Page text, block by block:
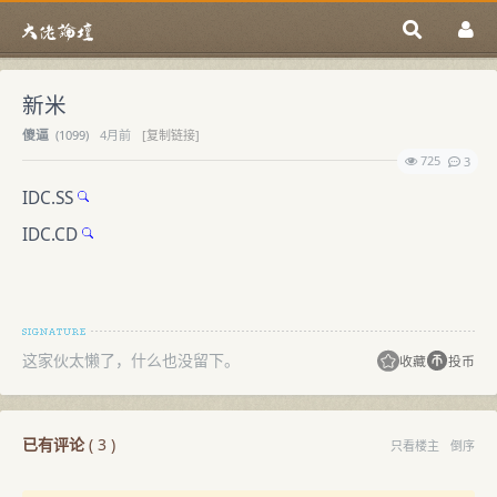
新米
傻逼 (1099) 4月前
[复制链接]
725
3
IDC.SS
IDC.CD
这家伙太懒了，什么也没留下。 收藏 投币
已有评论( 3 ) 只看楼主 倒序